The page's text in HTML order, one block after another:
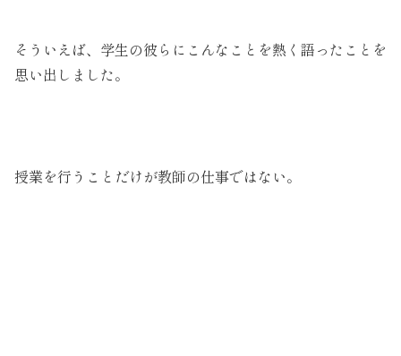
そういえば、学生の彼らにこんなことを熱く語ったことを
思い出しました。
授業を行うことだけが教師の仕事ではない。